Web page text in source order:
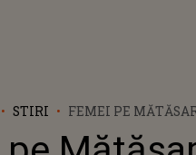
STIRI
FEMEI PE
ORGANIZATE ÎN